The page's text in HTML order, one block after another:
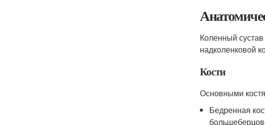
Коленный
надколенковой
Кости
Основными
Бедренная